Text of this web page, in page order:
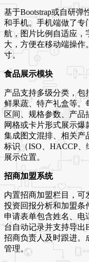
基于Bootstrap或自研弹
和手机。手机端做了专
航，图片比例自适应，
大，方便在移动端操作
寸。
食品展示模块
产品支持多级分类，包
鲜果蔬、特产礼盒等。
区间、规格参数、产品
网格或卡片形式展示
集成图文混排、相关产
标识（ISO、HACCP
展示位置。
招商加盟系统
内置招商加盟栏目，可
投资回报分析和加盟条
申请表单包含姓名、
台自动记录并支持导出
招商负责人及时跟进。
管理。